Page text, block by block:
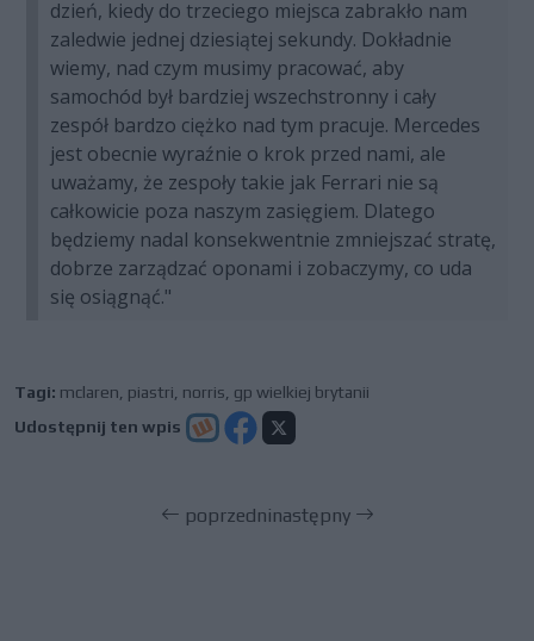
dzień, kiedy do trzeciego miejsca zabrakło nam
zaledwie jednej dziesiątej sekundy. Dokładnie
wiemy, nad czym musimy pracować, aby
samochód był bardziej wszechstronny i cały
zespół bardzo ciężko nad tym pracuje. Mercedes
jest obecnie wyraźnie o krok przed nami, ale
uważamy, że zespoły takie jak Ferrari nie są
całkowicie poza naszym zasięgiem. Dlatego
będziemy nadal konsekwentnie zmniejszać stratę,
dobrze zarządzać oponami i zobaczymy, co uda
się osiągnąć."
Tagi: mclaren piastri norris gp wielkiej brytanii
Udostępnij ten wpis
poprzedninastępny